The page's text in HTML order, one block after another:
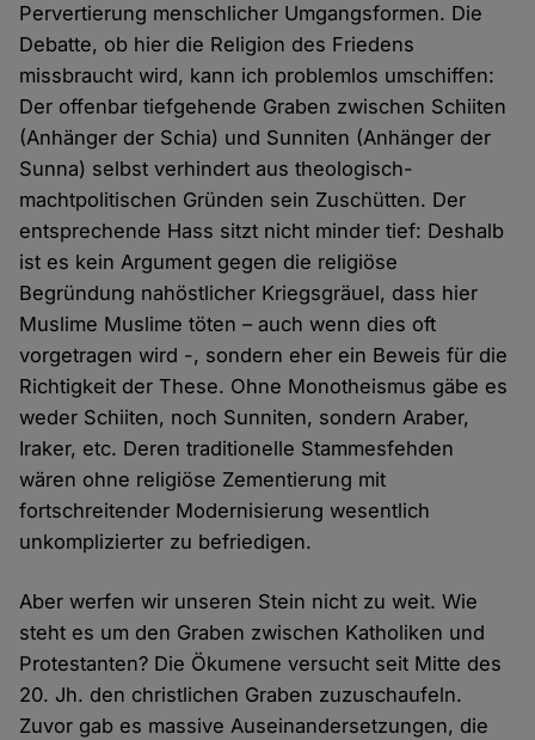
Pervertierung menschlicher Umgangsformen. Die
Debatte, ob hier die Religion des Friedens
missbraucht wird, kann ich problemlos umschiffen:
Der offenbar tiefgehende Graben zwischen Schiiten
(Anhänger der Schia) und Sunniten (Anhänger der
Sunna) selbst verhindert aus theologisch-
machtpolitischen Gründen sein Zuschütten. Der
entsprechende Hass sitzt nicht minder tief: Deshalb
ist es kein Argument gegen die religiöse
Begründung nahöstlicher Kriegsgräuel, dass hier
Muslime Muslime töten – auch wenn dies oft
vorgetragen wird -, sondern eher ein Beweis für die
Richtigkeit der These. Ohne Monotheismus gäbe es
weder Schiiten, noch Sunniten, sondern Araber,
Iraker, etc. Deren traditionelle Stammesfehden
wären ohne religiöse Zementierung mit
fortschreitender Modernisierung wesentlich
unkomplizierter zu befriedigen.
Aber werfen wir unseren Stein nicht zu weit. Wie
steht es um den Graben zwischen Katholiken und
Protestanten? Die Ökumene versucht seit Mitte des
20. Jh. den christlichen Graben zuzuschaufeln.
Zuvor gab es massive Auseinandersetzungen, die